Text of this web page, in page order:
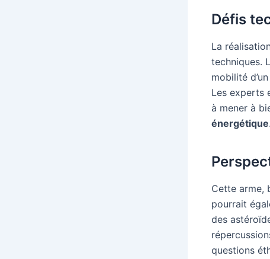
Défis
La
techniques.
mobilité
Les experts
à mener à
énergétique.
Cette arme,
pourrait
des
questions